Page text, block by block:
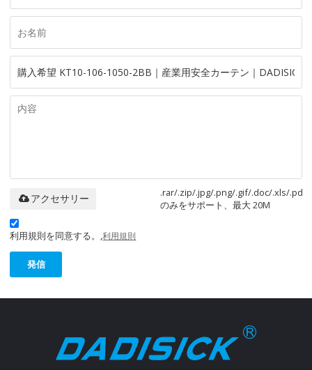
.rar/.zip/.jpg/.png/.gif/.doc/.xls/.pdf
のみをサポート、最大 20M
アクセサリー
利用規則を同意する。,利用規則
発信